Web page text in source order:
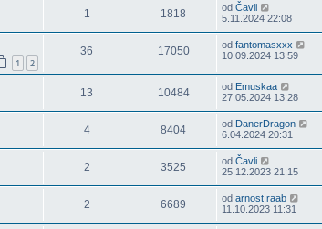
1 1818 od Čavli
5.11.2024 22:08
1 2
36 17050 od fantomasxxx
10.09.2024 13:59
13 10484 od Emuskaa
27.05.2024 13:28
4 8404 od DanerDragon
6.04.2024 20:31
2 3525 od Čavli
25.12.2023 21:15
2 6689 od arnost.raab
11.10.2023 11:31